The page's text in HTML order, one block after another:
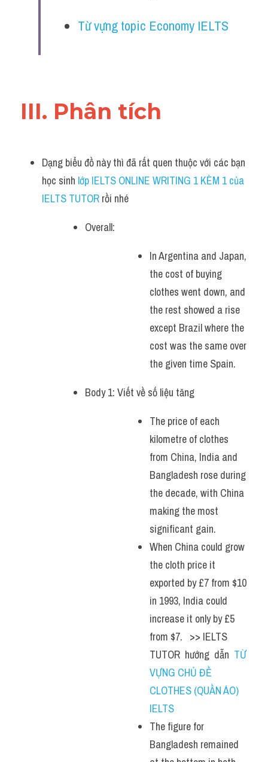
Từ vựng topic Economy IELTS
III. Phân tích
Dạng biểu đồ này thì đã rất quen thuộc với các bạn
học sinh lớp IELTS ONLINE WRITING 1 KÈM 1 của
IELTS TUTOR rồi nhé
Overall:
In Argentina and Japan,
the cost of buying
clothes went down, and
the rest showed a rise
except Brazil where the
cost was the same over
the given time Spain.
Body 1: Viết về số liệu tăng
The price of each
kilometre of clothes
from China, India and
Bangladesh rose during
the decade, with China
making the most
significant gain.
When China could grow
the cloth price it
exported by £7 from $10
in 1993, India could
increase it only by £5
from $7.   >> IELTS
TUTOR  hướng  dẫn TỪ
VỰNG CHỦ ĐỀ
CLOTHES (QUẦN ÁO)
IELTS
The figure for
Bangladesh remained